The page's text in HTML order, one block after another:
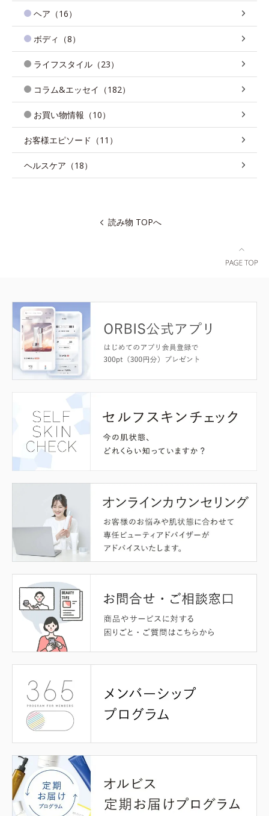
ヘア（16）
ボディ（8）
ライフスタイル（23）
コラム&エッセイ（182）
お買い物情報（10）
お客様エピソード（11）
ヘルスケア（18）
読み物 TOPへ